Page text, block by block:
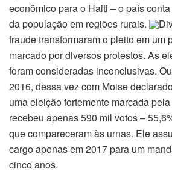
econômico para o Haiti – o país
da população em regiões rurais.
fraude transformaram o pleito em um
marcado por diversos protestos. As
foram consideradas inconclusivas.
2016, dessa vez com Moise
uma eleição fortemente marcada
recebeu apenas 590 mil votos –
que compareceram às urnas. Ele
cargo apenas em 2017 para um
cinco anos.